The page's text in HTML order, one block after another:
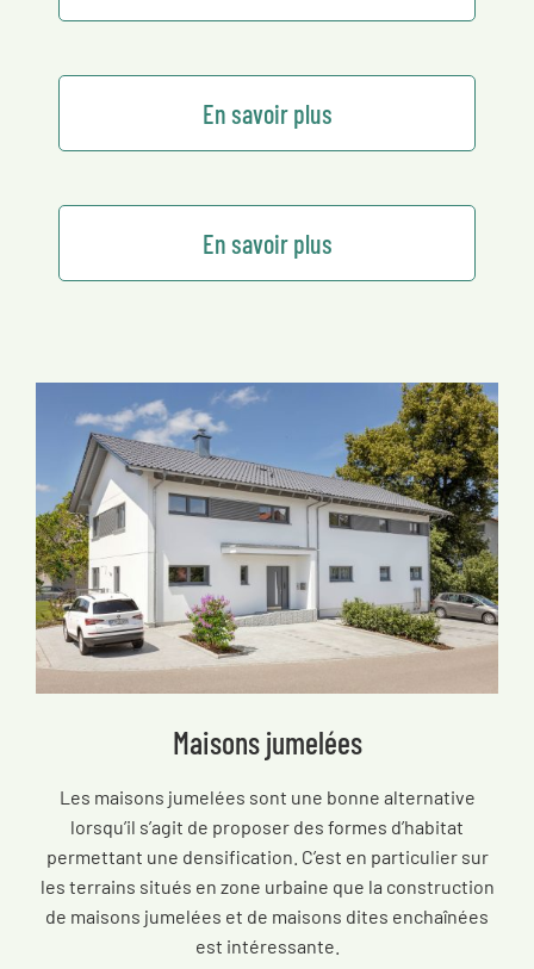
En savoir plus
En savoir plus
Maisons jumelées
Les maisons jumelées sont une bonne alternative
lorsqu’il s’agit de proposer des formes d’habitat
permettant une densification. C’est en particulier sur
les terrains situés en zone urbaine que la construction
de maisons jumelées et de maisons dites enchaînées
est intéressante.